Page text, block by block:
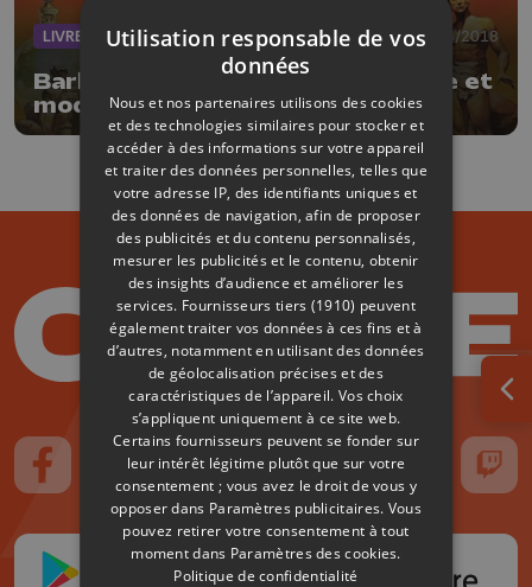
LIVRES 01/04/2018
Barbarella : une héroÍ¯ne érotique et
moderne ?
Suivez-nous sur FaceBook
Suivez-nous sur Instagram
Suivez-nous sur TikTokSuivez-nous sur YouTube
Suivez-nous
Utilisation responsable de vos
données
Nous et nos partenaires utilisons des cookies
et des technologies similaires pour stocker et
accéder à des informations sur votre appareil
et traiter des données personnelles, telles que
votre adresse IP, des identifiants uniques et
des données de navigation, afin de proposer
des publicités et du contenu personnalisés,
mesurer les publicités et le contenu, obtenir
des insights d’audience et améliorer les
services. Fournisseurs tiers (1910) peuvent
également traiter vos données à ces fins et à
d’autres, notamment en utilisant des données
de géolocalisation précises et des
caractéristiques de l’appareil. Vos choix
s’appliquent uniquement à ce site web.
Certains fournisseurs peuvent se fonder sur
leur intérêt légitime plutôt que sur votre
consentement ; vous avez le droit de vous y
opposer dans Paramètres publicitaires. Vous
pouvez retirer votre consentement à tout
moment dans Paramètres des cookies.
Politique de confidentialité